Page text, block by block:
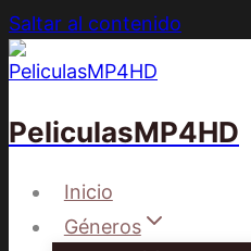
Saltar al contenido
PeliculasMP4HD
Inicio
Géneros